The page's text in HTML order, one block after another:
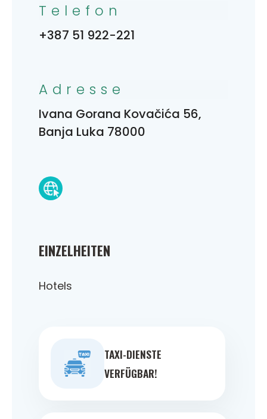
EINZELHEITEN
Hotels
TAXI-DIENSTE
VERFÜGBAR!
Telefon
+387 51 922-221
Adresse
Ivana Gorana Kovačića 56,
Banja Luka 78000